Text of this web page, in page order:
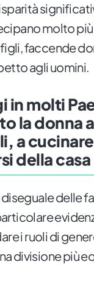
molto
faccende
agli uomini.
in molti
la donna a
a
della casa
delle
i ruoli di
divisione più